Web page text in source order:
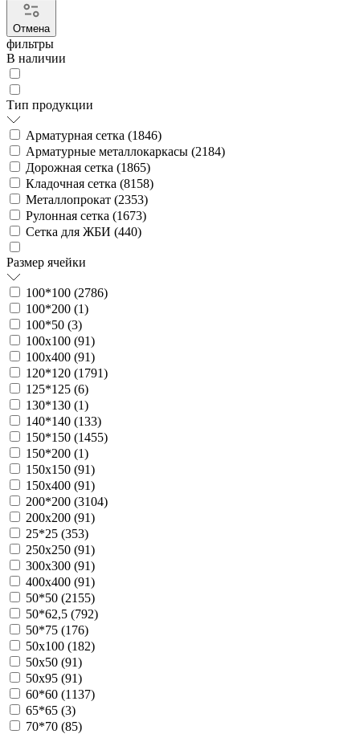
Отмена
фильтры
В наличии
Тип продукции
Арматурная сетка (1846)
Арматурные металлокаркасы (2184)
Дорожная сетка (1865)
Кладочная сетка (8158)
Металлопрокат (2353)
Рулонная сетка (1673)
Сетка для ЖБИ (440)
Размер ячейки
100*100 (2786)
100*200 (1)
100*50 (3)
100х100 (91)
100х400 (91)
120*120 (1791)
125*125 (6)
130*130 (1)
140*140 (133)
150*150 (1455)
150*200 (1)
150х150 (91)
150х400 (91)
200*200 (3104)
200х200 (91)
25*25 (353)
250х250 (91)
300х300 (91)
400х400 (91)
50*50 (2155)
50*62,5 (792)
50*75 (176)
50х100 (182)
50х50 (91)
50х95 (91)
60*60 (1137)
65*65 (3)
70*70 (85)